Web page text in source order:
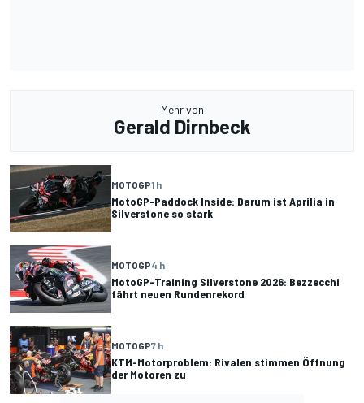
Mehr von
Gerald Dirnbeck
MOTOGP1 h
MotoGP-Paddock Inside: Darum ist Aprilia in
Silverstone so stark
MOTOGP4 h
MotoGP-Training Silverstone 2026: Bezzecchi
fährt neuen Rundenrekord
MOTOGP7 h
KTM-Motorproblem: Rivalen stimmen Öffnung
der Motoren zu